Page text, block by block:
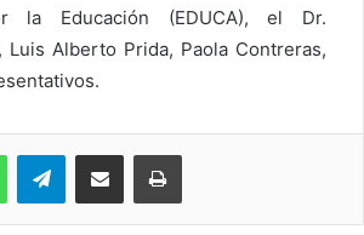
la Educación (EDUCA), el Dr.
Luis Alberto Prida, Paola Contreras,
WhatsAppTelegramCompartir via Email Imprimi